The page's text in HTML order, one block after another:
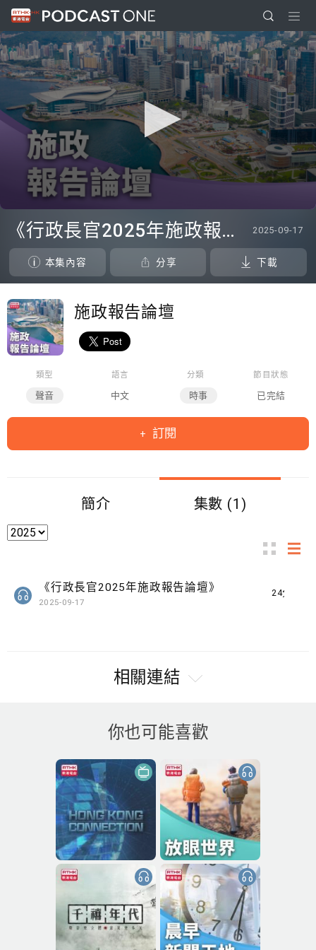
seconds
24
minutes,
55
seconds
《行政長官2025年施政報告論壇》 2025-09-17
本集內容 分享 下載
施政報告論壇
類型
聲音
語言
中文
分類
時事
節目狀態
已完結
訂閱
簡介 集數 (1)
24分鐘
《行政長官2025年施政報告論壇》
2025-09-17
相關連結
你也可能喜歡